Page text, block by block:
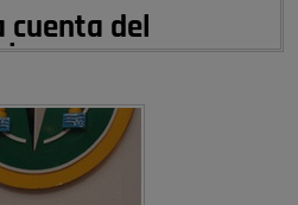
cuenta del
…
nunca en Pozuelo , pero yo si desde
de la